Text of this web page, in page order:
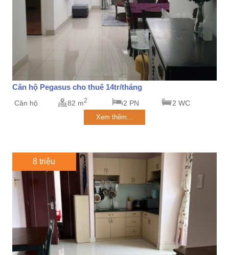
Căn hộ Pegasus cho thuê 14tr/tháng
Căn hộ 82 m2 2 PN 2 WC
Xem thêm...
8 triệu